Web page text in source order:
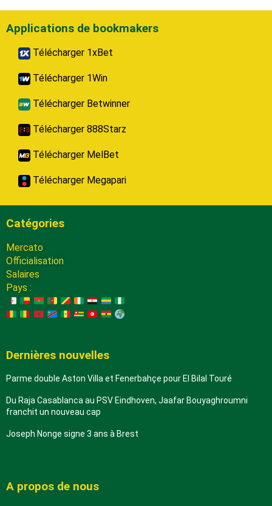
Applications de bookmakers
Télécharger 1xBet
Télécharger 1Win
Télécharger Betwinner
Télécharger 888Starz
Télécharger MelBet
Télécharger Megapari
Catégories
Mercato
Officialisation
Salaires
Pays :
Dernières nouvelles
Parme double Aston Villa et Fenerbahçe pour El Bilal Touré
Du Raja Casablanca au PSV Eindhoven, Jaafar Bouyaghroumni
franchit un nouveau cap
Joseph Nonge signe 3 ans à Brest
A propos de nous